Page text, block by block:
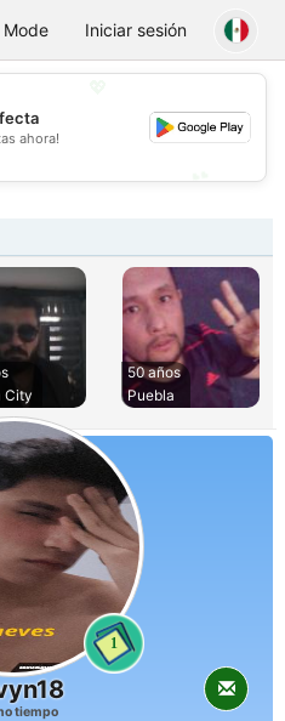
Citas
Mode Iniciar sesión
ahora!
City
50 años
Puebla
1
tiempo